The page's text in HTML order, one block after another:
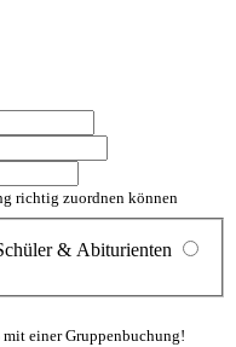
richtig zuordnen können
& Abiturienten
einer Gruppenbuchung!